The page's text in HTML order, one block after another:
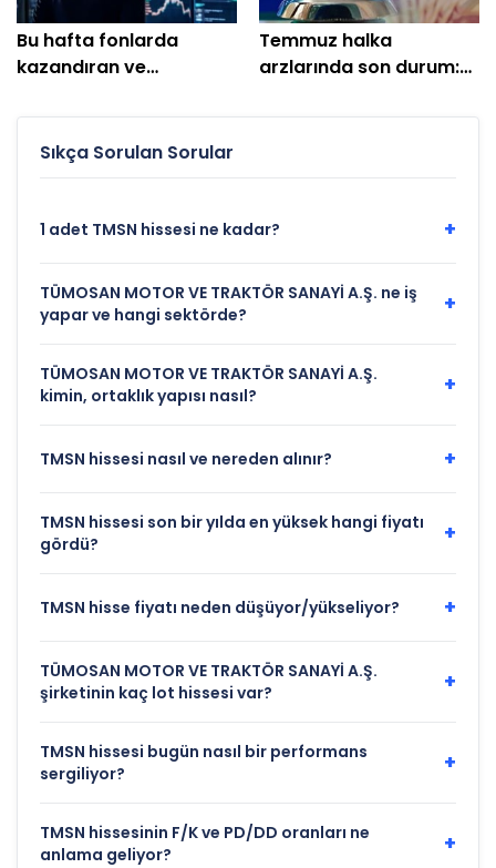
Bu hafta fonlarda
kazandıran ve
Temmuz halka
arzlarında son durum:
oldu
Sıkça Sorulan Sorular
1 adet TMSN hissesi ne kadar? +
TÜMOSAN MOTOR VE TRAKTÖR SANAYİ A.Ş. ne iş
yapar ve hangi sektörde?
+
TÜMOSAN MOTOR VE TRAKTÖR SANAYİ A.Ş.
kimin, ortaklık yapısı nasıl?
+
TMSN hissesi nasıl ve nereden alınır? +
TMSN hissesi son bir yılda en yüksek hangi fiyatı
gördü?
+
TMSN hisse fiyatı neden düşüyor/yükseliyor? +
TÜMOSAN MOTOR VE TRAKTÖR SANAYİ A.Ş.
şirketinin kaç lot hissesi var?
+
TMSN hissesi bugün nasıl bir performans
sergiliyor?
+
TMSN hissesinin F/K ve PD/DD oranları ne
anlama geliyor?
+